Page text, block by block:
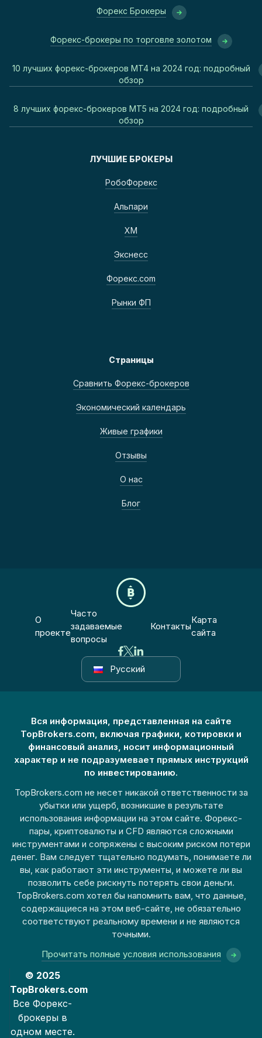
Форекс Брокеры
Форекс-брокеры по торговле золотом
10 лучших форекс-брокеров MT4 на 2024 год: подробный
обзор
8 лучших форекс-брокеров MT5 на 2024 год: подробный
обзор
ЛУЧШИЕ БРОКЕРЫ
РобоФорекс
Альпари
ХМ
Экснесс
Форекс.com
Рынки ФП
Страницы
Сравнить Форекс-брокеров
Экономический календарь
Живые графики
Отзывы
О нас
Блог
О
проекте
Часто
задаваемые
вопросы
Контакты
Карта
сайта
Русский
Вся информация, представленная на сайте
TopBrokers.com, включая графики, котировки и
финансовый анализ, носит информационный
характер и не подразумевает прямых инструкций
по инвестированию.
TopBrokers.com не несет никакой ответственности за
убытки или ущерб, возникшие в результате
использования информации на этом сайте. Форекс-
пары, криптовалюты и CFD являются сложными
инструментами и сопряжены с высоким риском потери
денег. Вам следует тщательно подумать, понимаете ли
вы, как работают эти инструменты, и можете ли вы
позволить себе рискнуть потерять свои деньги.
TopBrokers.com хотел бы напомнить вам, что данные,
содержащиеся на этом веб-сайте, не обязательно
соответствуют реальному времени и не являются
точными.
Прочитать полные условия использования
© 2025
TopBrokers.com
Все Форекс-
брокеры в
одном месте.